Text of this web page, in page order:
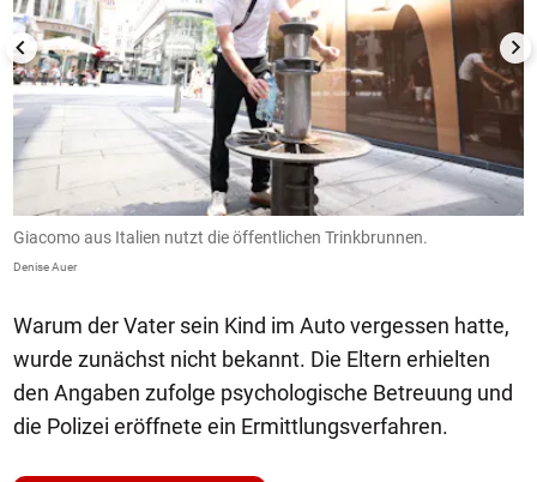
Giacomo aus Italien nutzt die öffentlichen Trinkbrunnen.
Denise Auer
Warum der Vater sein Kind im Auto vergessen hatte,
wurde zunächst nicht bekannt. Die Eltern erhielten
den Angaben zufolge psychologische Betreuung und
die Polizei eröffnete ein Ermittlungsverfahren.